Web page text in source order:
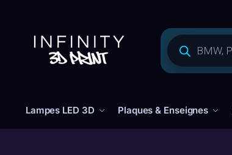
Lampes LED 3D Plaques & Enseignes